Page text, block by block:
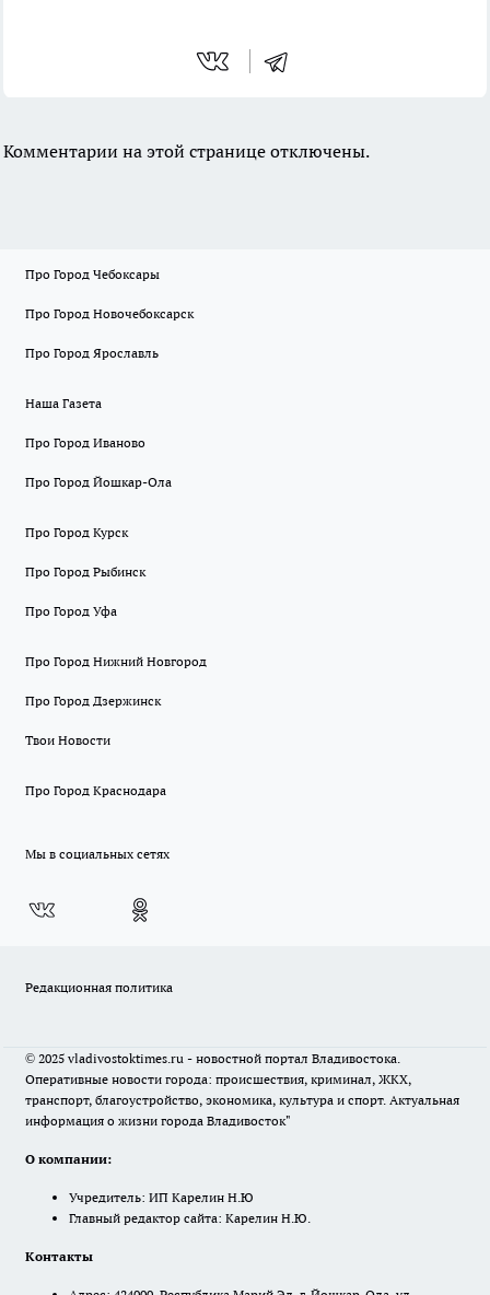
Комментарии на этой странице отключены.
Про Город Чебоксары
Про Город Новочебоксарск
Про Город Ярославль
Наша Газета
Про Город Иваново
Про Город Йошкар-Ола
Про Город Курск
Про Город Рыбинск
Про Город Уфа
Про Город Нижний Новгород
Про Город Дзержинск
Твои Новости
Про Город Краснодара
Мы в социальных сетях
Редакционная политика
© 2025 vladivostoktimes.ru - новостной портал Владивостока.
Оперативные новости города: происшествия, криминал, ЖКХ,
транспорт, благоустройство, экономика, культура и спорт. Актуальная
информация о жизни города Владивосток"
О компании:
Учредитель: ИП Карелин Н.Ю
Главный редактор сайта: Карелин Н.Ю.
Контакты